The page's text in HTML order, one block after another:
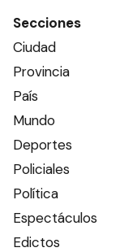
Secciones
Ciudad
Provincia
País
Mundo
Deportes
Policiales
Política
Espectáculos
Edictos